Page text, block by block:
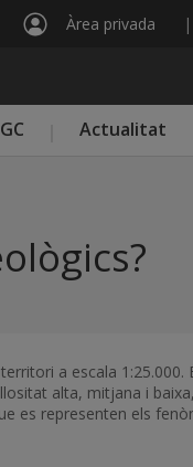
Àrea privada
Actualitat
a escala
alta, mitjana i
es representen els